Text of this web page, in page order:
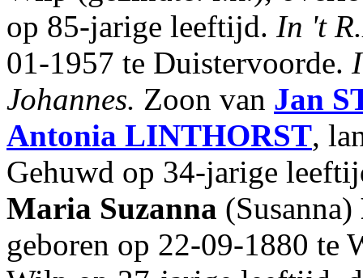
op 85-jarige leeftijd. In 't
01-1957 te Duistervoorde.
Johannes. Zoon van Jan
Antonia LINTHORST,
Gehuwd op 34-jarige
Maria Suzanna (Susanna)
geboren op 22-09-1880 te